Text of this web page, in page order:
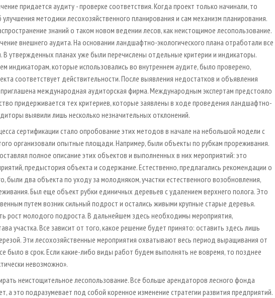
придается аудиту - проверке соответствия. Когда проект только начинали, то
методики лесохозяйственного планирования и сам механизм планирования.
знаний о таком новом ведении лесов, как неистощимое лесопользование.
внешнего аудита. На основании ландшафтно-экологического плана отработали все
В утвержденных планах уже были перечислены отдельные критерии и индикаторы.
индикаторам, которые использовались во внутреннем аудите, было проверено,
соответствует действительности. После выявления недостатков и объявления
международная аудиторская фирма. Международным экспертам предстояло
придерживается тех критериев, которые заявлены в ходе проведения ландшафтно-
выявили лишь несколько незначительных отклонений.
сертификации стало опробование этих методов в начале на небольшой модели с
организовали опытные площади. Например, были объекты по рубкам прореживания.
полное описание этих объектов и выполненных в них мероприятий: это
предыстория объекта и содержание. Естественно, предлагались рекомендации о
были два объекта по уходу за молодняком, участки естественного возобновления,
Был еще объект рубки единичных деревьев с удалением верхнего полога. Это
путем возник сильный подрост и остались живыми крупные старые деревья.
рост молодого подроста. В дальнейшем здесь необходимы мероприятия,
участка. Все зависит от того, какое решение будет принято: оставить здесь лишь
Эти лесохозяйственные мероприятия охватывают весь период выращивания от
было в срок. Если какие-либо виды работ будем выполнять не вовремя, то позднее
невозможно».
неистощительное лесопользование. Все больше арендаторов лесного фонда
а это подразумевает под собой коренное изменение стратегии развития предприятий.